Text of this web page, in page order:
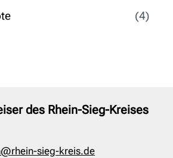
(4)
des Rhein-Sieg-Kreises
sieg-kreis.de